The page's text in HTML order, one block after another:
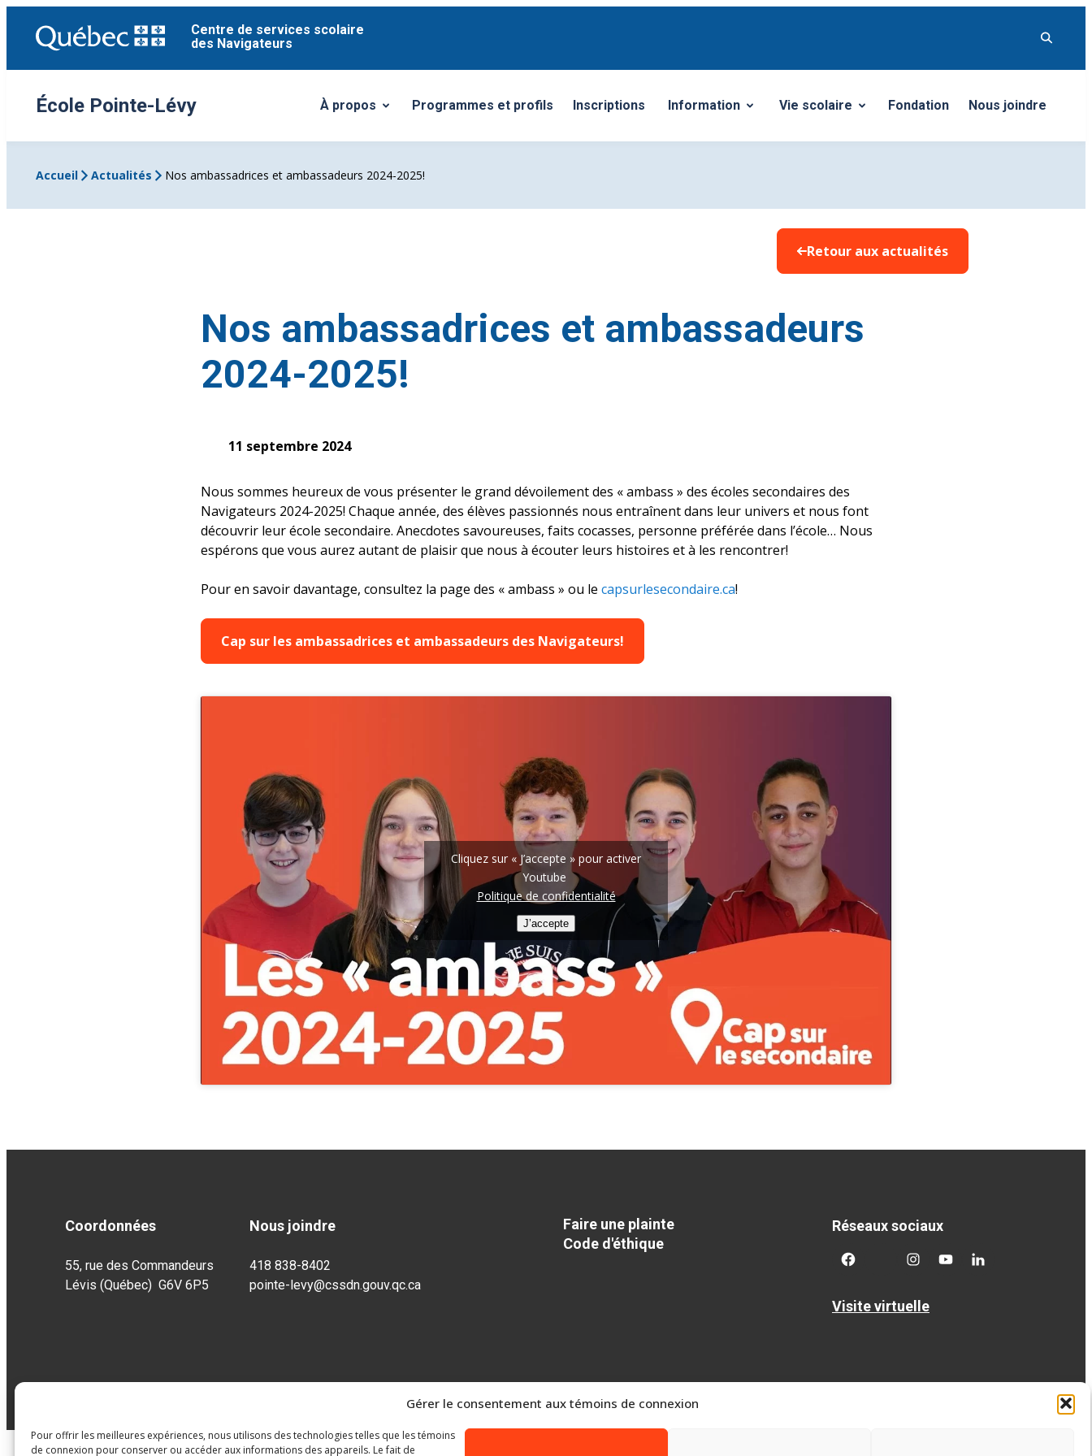
Gérer le consentement aux témoins de connexion
Pour offrir les meilleures expériences, nous utilisons des technologies telles que les témoins
de connexion pour conserver ou accéder aux informations des appareils. Le fait de
contenu
Centre de services scolaire
des Navigateurs
École Pointe-Lévy À propos
Ouvrir/Fermer le sous-menu
Programmes et profils Inscriptions Information
Ouvrir/Fermer le sous-menu
Vie scolaire
Ouvrir/Fermer le sous-menu
Fondation Nous joindre
Accueil Actualités Nos ambassadrices et ambassadeurs 2024-2025!
Retour aux actualités
Nos ambassadrices et ambassadeurs
2024-2025!
11 septembre 2024
Nous sommes heureux de vous présenter le grand dévoilement des « ambass » des écoles secondaires des
Navigateurs 2024-2025! Chaque année, des élèves passionnés nous entraînent dans leur univers et nous font
découvrir leur école secondaire. Anecdotes savoureuses, faits cocasses, personne préférée dans l’école… Nous
espérons que vous aurez autant de plaisir que nous à écouter leurs histoires et à les rencontrer!
Pour en savoir davantage, consultez la page des « ambass » ou le capsurlesecondaire.ca!
Cap sur les ambassadrices et ambassadeurs des Navigateurs!
Cliquez sur « J’accepte » pour activer
Youtube
Politique de confidentialité
J’accepte
Coordonnées
55, rue des Commandeurs
Lévis (Québec) G6V 6P5
Nous joindre
418 838-8402
pointe-levy@cssdn.gouv.qc.ca
Faire une plainte
Code d'éthique
Réseaux sociaux
facebooktwittergoogleplus
googleplusgoogleplus
Visite virtuelle